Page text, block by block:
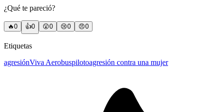
¿Qué te pareció?
🔥0 👍0 😲0 😢0 😠0
Etiquetas
agresiónViva Aerobuspilotoagresión contra una mujer